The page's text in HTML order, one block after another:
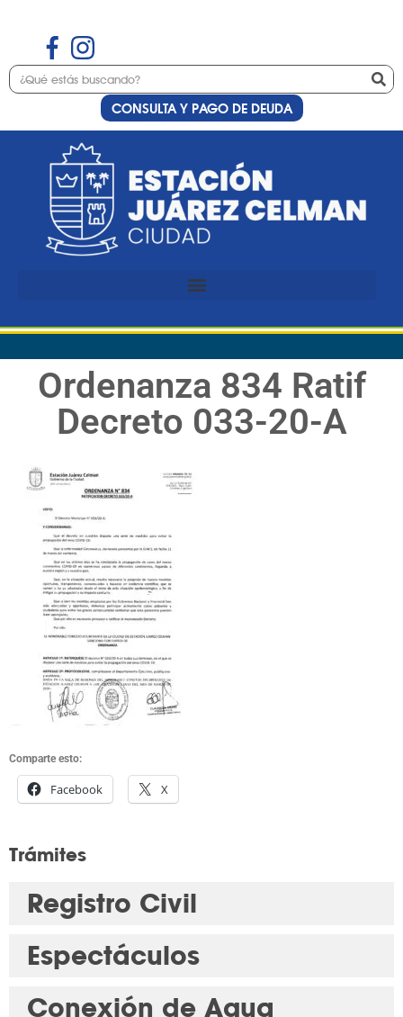
CONSULTA Y PAGO DE DEUDA
Ordenanza 834 Ratif
Decreto 033-20-A
Comparte esto:
Facebook X
Trámites
Registro Civil
Espectáculos
Conexión de Agua